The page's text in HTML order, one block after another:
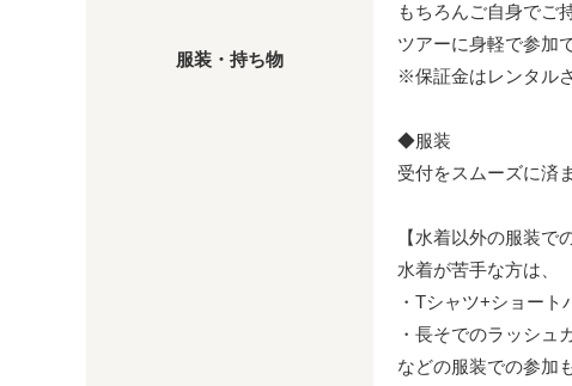
服装・持ち物
もちろんご自身でご
ツアーに身軽で参加
※保証金はレンタル
◆服装
受付をスムーズに済
【水着以外の服装で
水着が苦手な方は、
・Tシャツ+ショート
・長そでのラッシュ
などの服装での参加